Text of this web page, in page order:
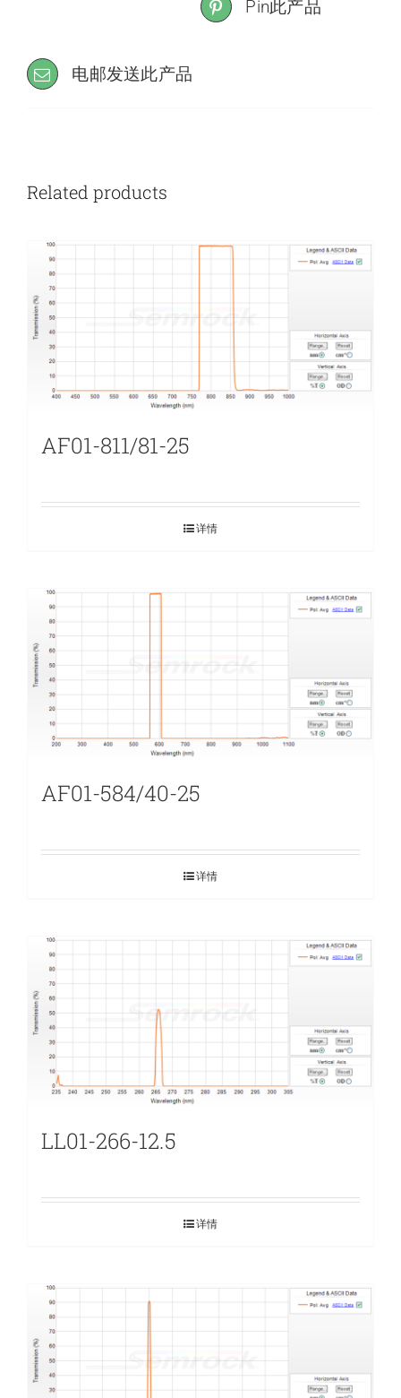
Pin此产品
电邮发送此产品
Related products
AF01-811/81-25
详情
AF01-584/40-25
详情
LL01-266-12.5
详情